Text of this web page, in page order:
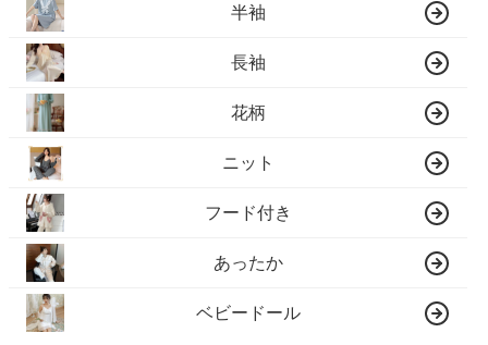
半袖
長袖
花柄
ニット
フード付き
あったか
ベビードール